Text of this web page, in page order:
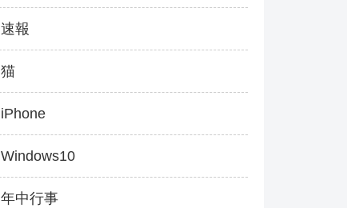
速報
猫
iPhone
Windows10
年中行事